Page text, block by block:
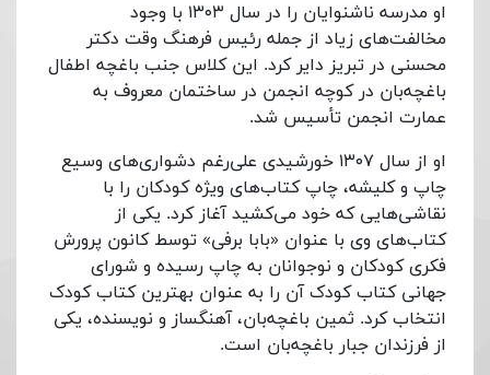
او مدرسه ناشنوایان را در سال ۱۳۰۳ با وجود
مخالفت‌های زیاد از جمله رئیس فرهنگ وقت دکتر
محسنی در تبریز دایر کرد. این کلاس جنب باغچه اطفال
باغچه‌بان در کوچه انجمن در ساختمان معروف به
عمارت انجمن تأسیس شد.
او از سال ۱۳۰۷ خورشیدی علی‌رغم دشواری‌های وسیع
چاپ و کلیشه، چاپ کتاب‌های ویژه کودکان را با
نقاشی‌هایی که خود می‌کشید آغاز کرد. یکی از
کتاب‌های وی با عنوان «بابا برفی» توسط کانون پرورش
فکری کودکان و نوجوانان به چاپ رسیده و شورای
جهانی کتاب کودک آن را به عنوان بهترین کتاب کودک
انتخاب کرد. ثمین باغچه‌بان، آهنگساز و نویسنده، یکی
از فرزندان جبار باغچه‌بان است.